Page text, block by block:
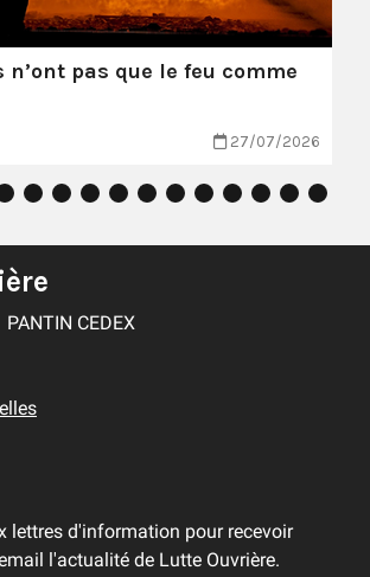
n’ont pas que le feu comme
27/07/2026
CEDEX
lettres d'information pour recevoir
l'actualité de Lutte Ouvrière.